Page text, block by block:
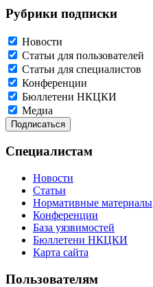
Рубрики подписки
Новости
Статьи для пользователей
Статьи для специалистов
Конференции
Бюллетени НКЦКИ
Медиа
Специалистам
Новости
Статьи
Нормативные материалы
Конференции
База уязвимостей
Бюллетени НКЦКИ
Карта сайта
Пользователям